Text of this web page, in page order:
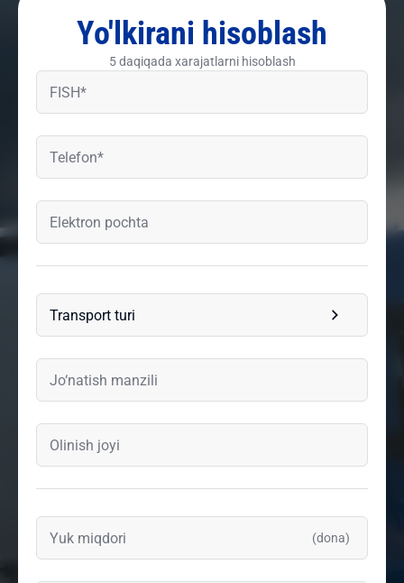
Yo'lkirani hisoblash
5 daqiqada xarajatlarni hisoblash
Transport turi
(dona)